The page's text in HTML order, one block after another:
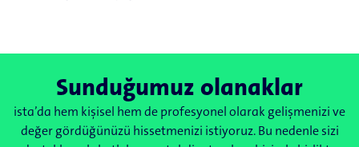
Sunduğumuz olanaklar
ista’da hem kişisel hem de profesyonel olarak gelişmenizi ve
değer gördüğünüzü hissetmenizi istiyoruz. Bu nedenle sizi